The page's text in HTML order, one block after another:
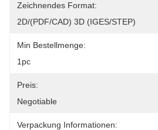
Zeichnendes Format:
2D/(PDF/CAD) 3D (IGES/STEP)
Min Bestellmenge:
1pc
Preis:
Negotiable
Verpackung Informationen: